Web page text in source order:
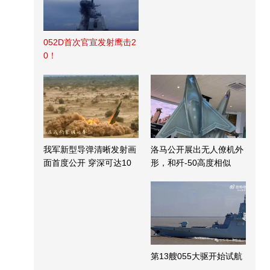
052D首次官宣发射鹰击2
0！
我军新型导弹清晰发射画
面首度公开 穿深可达10
洛马公开展出无人僚机外
形，和歼-50高度相似
第13艘055大驱开始试航